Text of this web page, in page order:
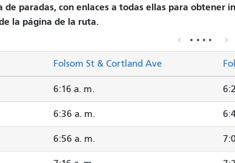
de paradas, con enlaces a todas ellas para
la página de la ruta.
Folsom St & Cortland Ave
6:16 a. m.
6:36 a. m.
6:56 a. m.